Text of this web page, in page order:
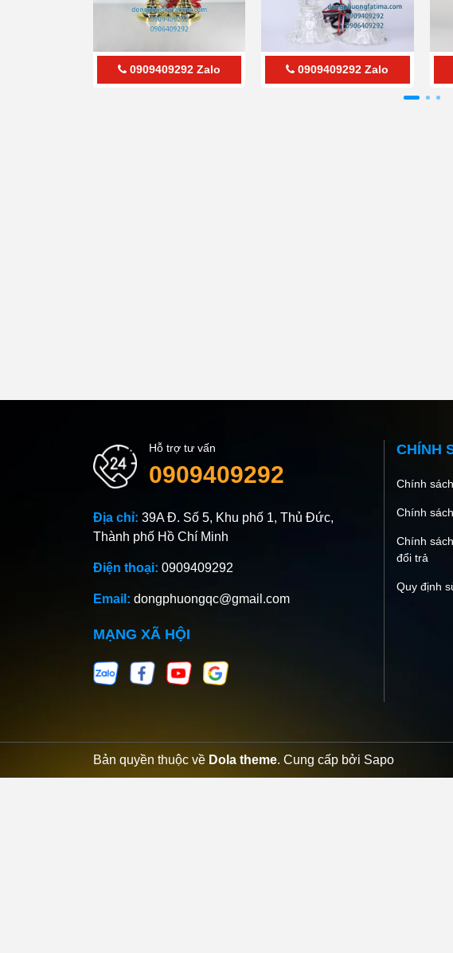
0909409292 Zalo 0909409292 Zalo
Hỗ trợ tư vấn
0909409292
Địa chỉ: 39A Đ. Số 5, Khu phố 1, Thủ Đức,
Thành phố Hồ Chí Minh
Điện thoại: 0909409292
Email: dongphuongqc@gmail.com
MẠNG XÃ HỘI
CHÍNH
Chính
Chính
Chính
đổi trả
Quy định
Bản quyền thuộc về Dola theme. Cung cấp bởi Sapo